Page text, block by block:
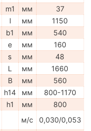
m1 мм
37
l мм
1150
b1 мм
540
e мм
160
s мм
48
L мм
1660
B мм
560
h14 мм
800-1170
h1 мм
800
м/с
0,030/0,053